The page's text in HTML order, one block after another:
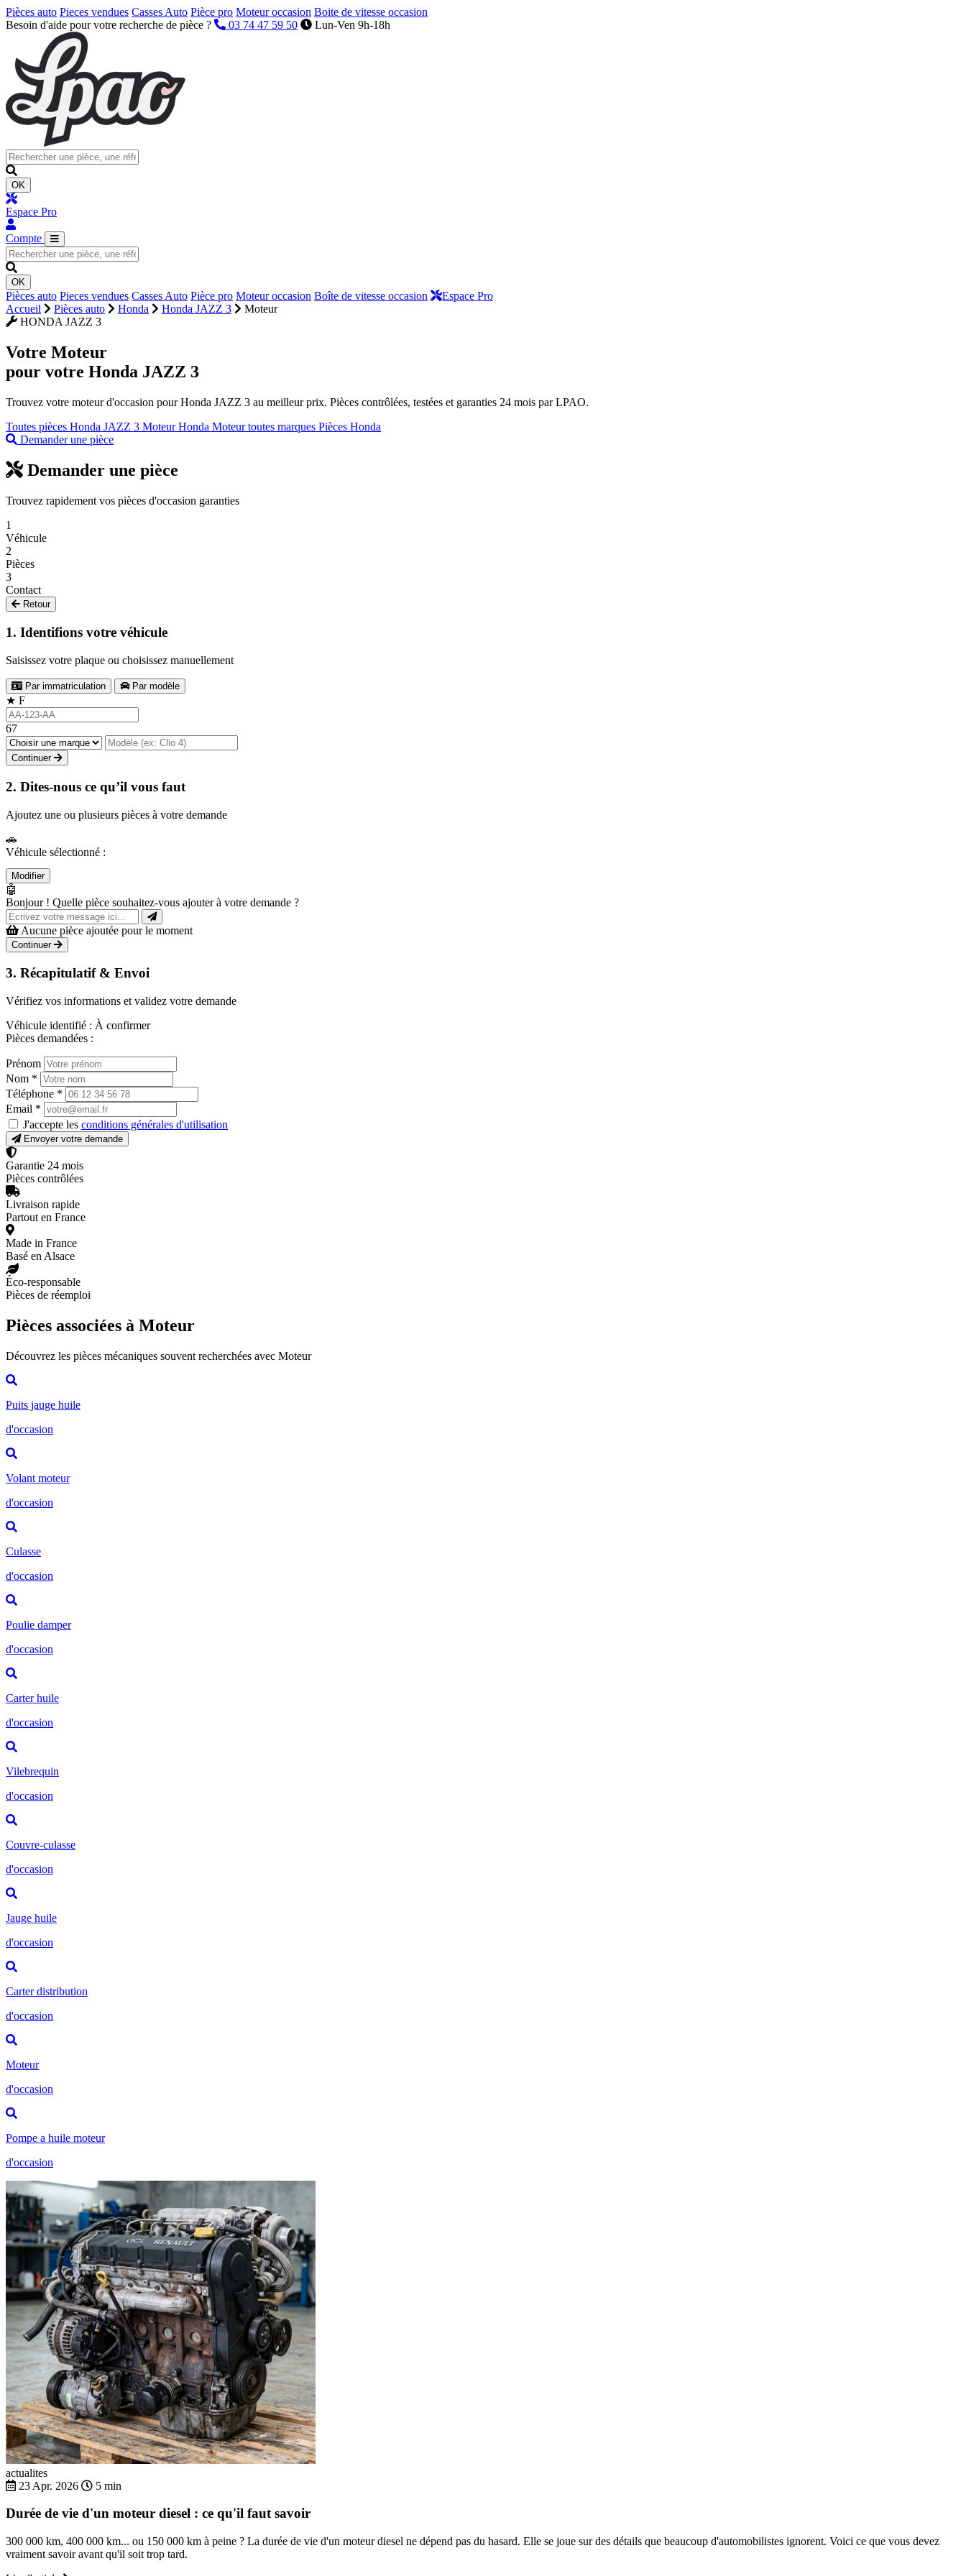
Pièces auto Pieces vendues Casses Auto Pièce pro Moteur occasion Boite de vitesse occasion
Besoin d'aide pour votre recherche de pièce ?
03 74 47 59 50 Lun-Ven 9h-18h
OK
Espace Pro
Compte
OK
Pièces auto Pieces vendues Casses Auto Pièce pro Moteur occasion Boîte de vitesse occasion
Espace Pro
Accueil
Pièces auto Honda Honda JAZZ 3
Moteur
HONDA JAZZ 3
Votre Moteur
pour votre Honda JAZZ 3
Trouvez votre moteur d'occasion pour Honda JAZZ 3 au meilleur prix. Pièces contrôlées, testées et garanties 24 mois par LPAO.
Toutes pièces Honda JAZZ 3 Moteur Honda Moteur toutes marques Pièces Honda
Demander une pièce
Demander une pièce
Trouvez rapidement vos pièces d'occasion garanties
1
Véhicule
2
Pièces
3
Contact
Retour
1. Identifions votre véhicule
Saisissez votre plaque ou choisissez manuellement
Par immatriculation Par modèle
★ F
67
Continuer
2. Dites-nous ce qu’il vous faut
Ajoutez une ou plusieurs pièces à votre demande
🚗
Véhicule sélectionné :
Modifier
🤖
Bonjour ! Quelle pièce souhaitez-vous ajouter à votre demande ?
Aucune pièce ajoutée pour le moment
Continuer
3. Récapitulatif & Envoi
Vérifiez vos informations et validez votre demande
Véhicule identifié : À confirmer
Pièces demandées :
Prénom
Nom *
Téléphone *
Email *
J'accepte les conditions générales d'utilisation
Envoyer votre demande
Garantie 24 mois
Pièces contrôlées
Livraison rapide
Partout en France
Made in France
Basé en Alsace
Éco-responsable
Pièces de réemploi
Pièces associées à Moteur
Découvrez les pièces mécaniques souvent recherchées avec Moteur
Puits jauge huile
d'occasion
Volant moteur
d'occasion
Culasse
d'occasion
Poulie damper
d'occasion
Carter huile
d'occasion
Vilebrequin
d'occasion
Couvre-culasse
d'occasion
Jauge huile
d'occasion
Carter distribution
d'occasion
Moteur
d'occasion
Pompe a huile moteur
d'occasion
actualites
23 Apr. 2026
5 min
Durée de vie d'un moteur diesel : ce qu'il faut savoir
300 000 km, 400 000 km... ou 150 000 km à peine ? La durée de vie d'un moteur diesel ne dépend pas du hasard. Elle se joue sur des détails que beaucoup d'automobilistes ignorent. Voici ce que vous devez
vraiment savoir avant qu'il soit trop tard.